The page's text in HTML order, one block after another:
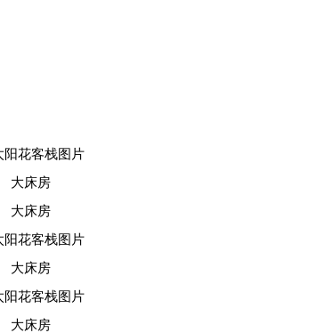
大床房
大床房
大床房
大床房